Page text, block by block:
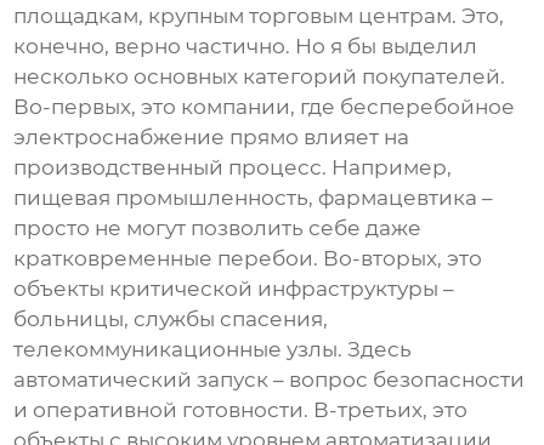
площадкам, крупным торговым центрам. Это,
конечно, верно частично. Но я бы выделил
несколько основных категорий покупателей.
Во-первых, это компании, где бесперебойное
электроснабжение прямо влияет на
производственный процесс. Например,
пищевая промышленность, фармацевтика –
просто не могут позволить себе даже
кратковременные перебои. Во-вторых, это
объекты критической инфраструктуры –
больницы, службы спасения,
телекоммуникационные узлы. Здесь
автоматический запуск – вопрос безопасности
и оперативной готовности. В-третьих, это